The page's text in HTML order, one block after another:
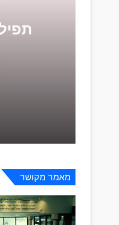
תפילה לאהבה +
הסרת
תפילה
מאמר מקושר